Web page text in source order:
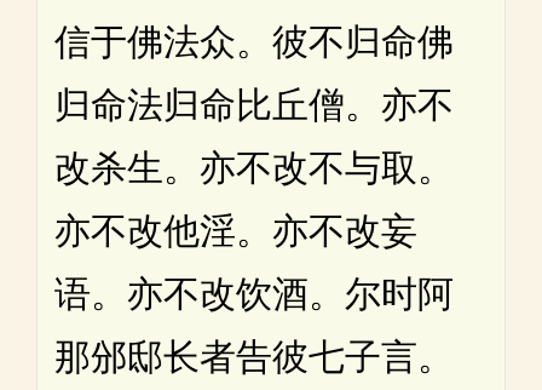
信于佛法众。彼不归命佛
归命法归命比丘僧。亦不
改杀生。亦不改不与取。
亦不改他淫。亦不改妄
语。亦不改饮酒。尔时阿
那邠邸长者告彼七子言。